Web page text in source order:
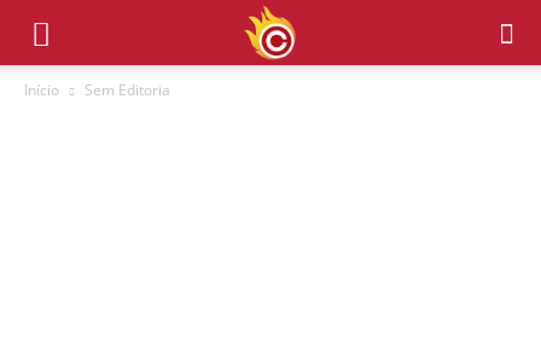
Início Sem Editoria